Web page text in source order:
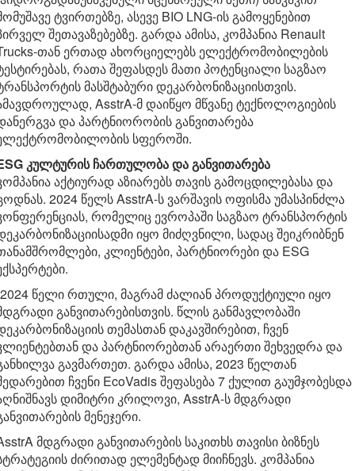
ტვირთებზე, ასევე BIO LNG-ის გამოყენებით
შეთავაზებებზე. გარდა ამისა, კომპანია Renault
თან ერთად ახორციელებს ელექტრომობილების
რათა შეფასდეს მათი პოტენციალი საგზაო
მასშტაბური დეკარბონიზაციისთვის.
AsstrA-მ დაიწყო მწვანე ტექნოლოგიების
და პარტნიორობის განვითარება
სფეროში.
კულტურის ჩართულობადაგანვითარება
აქტიურად აზიარებს თავის გამოცდილებასა და
2024 წელს AsstrA-ს ვარშავის ოფისმა უმასპინძლა
რომელიც ევროპაში საგზაო ტრანსპორტის
იყო მიძღვნილი, სადაც შეიკრიბნენ
კლიენტები, პარტნიორები და ESG
წელი რთული, მაგრამ ძალიან პროდუქტიული იყო
განვითარებისთვის. წლის განმავლობაში
თემასთან დაკავშირებით, ჩვენ
და პარტნიორებთან არაერთი შეხვედრა და
გავმართეთ. გარდა ამისა, 2023 წელთან
ჩვენი EcoVadis შეფასება 7 ქულით გაუმჯობესდა
დიმიტრი კრილოვი, AsstrA-ს მდგრადი
მენეჯერი.
მდგრადი განვითარების საკითხს თავისი ბიზნეს
ძირითად ელემენტად მიიჩნევს. კომპანია